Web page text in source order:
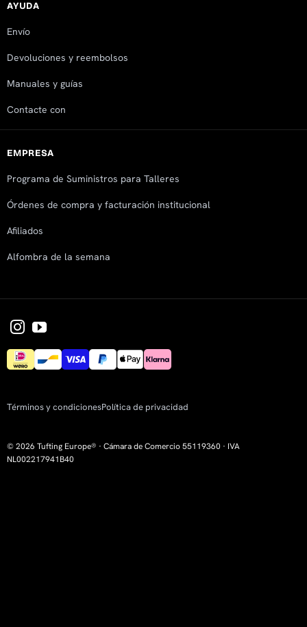
AYUDA
Envío
Devoluciones y reembolsos
Manuales y guías
Contacte con
EMPRESA
Programa de Suministros para Talleres
Órdenes de compra y facturación institucional
Afiliados
Alfombra de la semana
Términos y condicionesPolítica de privacidad
© 2026 Tufting Europe® · Cámara de Comercio 55119360 · IVA
NL002217941B40